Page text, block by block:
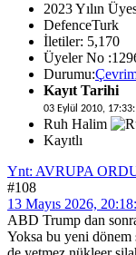
2023 Yılın
DefenceTurk
İletiler: 5,170
Üyeler No
Durumu:
Kayıt Tarihi
03 Eylül 2010,
Ruh Halim
Kayıtlı
Ynt: AVRUPA
#108
13 Mayıs 2026,
ABD Trump dan
Yoksa bu yeni dönem